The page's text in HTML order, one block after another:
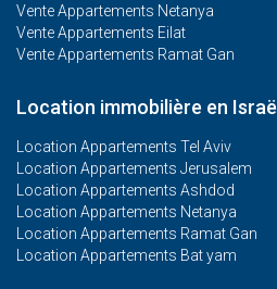
Vente Appartements Netanya
Vente Appartements Eilat
Vente Appartements Ramat Gan
Location immobilière en Israël
Location Appartements Tel Aviv
Location Appartements Jerusalem
Location Appartements Ashdod
Location Appartements Netanya
Location Appartements Ramat Gan
Location Appartements Bat yam